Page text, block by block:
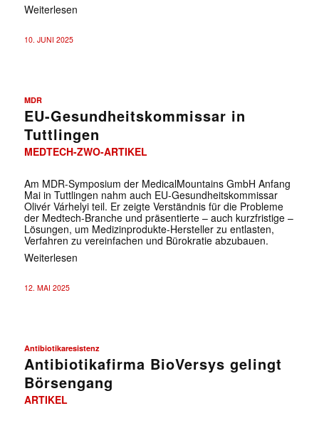
Weiterlesen
10. JUNI 2025
MDR
EU-Gesundheitskommissar in
Tuttlingen
MEDTECH-ZWO-ARTIKEL
Am MDR-Symposium der MedicalMountains GmbH Anfang
Mai in Tuttlingen nahm auch EU-Gesundheitskommissar
Olivér Várhelyi teil. Er zeigte Verständnis für die Probleme
der Medtech-Branche und präsentierte – auch kurzfristige –
Lösungen, um Medizinprodukte-Hersteller zu entlasten,
Verfahren zu vereinfachen und Bürokratie abzubauen.
Weiterlesen
12. MAI 2025
Antibiotikaresistenz
Antibiotikafirma BioVersys gelingt
Börsengang
ARTIKEL